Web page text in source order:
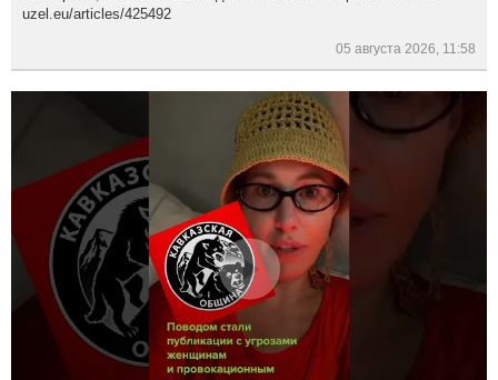
uzel.eu/articles/425492
05 августа 2026, 11:58